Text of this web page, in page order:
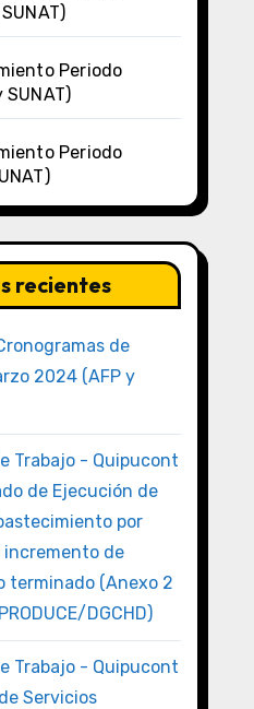
Periodo
Periodo
recientes
de
2024 (AFP y
Trabajo - Quipucont
de Ejecución de
por
incremento de
terminado (Anexo 2
DGCHD)
Trabajo - Quipucont
Servicios